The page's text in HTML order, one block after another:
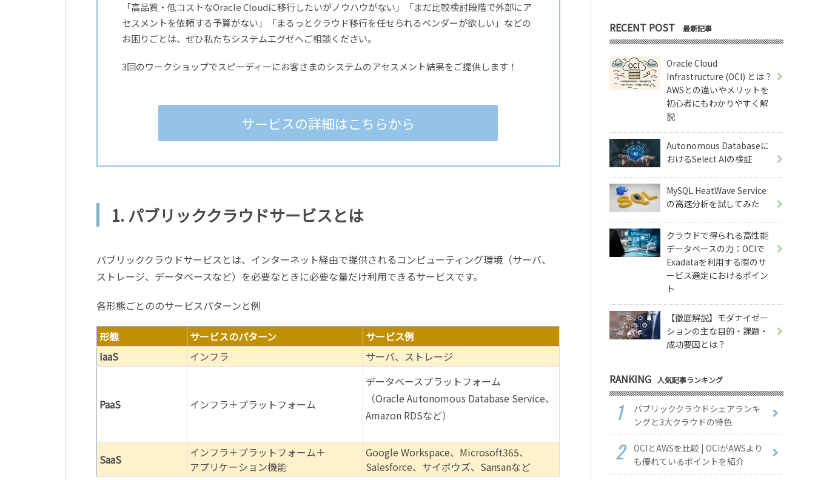
「高品質・低コストなOracle Cloudに移行したいがノウハウがない」「まだ比較検討段階で外部にア
セスメントを依頼する予算がない」「まるっとクラウド移行を任せられるベンダーが欲しい」などの
お困りごとは、ぜひ私たちシステムエグゼへご相談ください。
3回のワークショップでスピーディーにお客さまのシステムのアセスメント結果をご提供します！
サービスの詳細はこちらから
1. パブリッククラウドサービスとは
パブリッククラウドサービスとは、インターネット経由で提供されるコンピューティング環境（サーバ、
ストレージ、データベースなど）を必要なときに必要な量だけ利用できるサービスです。
各形態ごとののサービスパターンと例
形態 サービスのパターン
サービス例
IaaS
インフラ サーバ、ストレージ
PaaS インフラ＋プラットフォーム
データベースプラットフォーム
（Oracle Autonomous Database Service、
Amazon RDSなど）
SaaS
インフラ＋プラットフォーム＋
アプリケーション機能
Google Workspace、Microsoft365、
Salesforce、サイボウズ、Sansanなど
RECENT POST 最新記事
Oracle Cloud
Infrastructure (OCI) とは？
AWSとの違いやメリットを
初心者にもわかりやすく解
説
Autonomous Databaseに
おけるSelect AIの検証
MySQL HeatWave Service
の高速分析を試してみた
クラウドで得られる高性能
データベースの力：OCIで
Exadataを利用する際のサ
ービス選定におけるポイン
ト
【徹底解説】モダナイゼー
ションの主な目的・課題・
成功要因とは？
RANKING 人気記事ランキング
パブリッククラウドシェアランキ
ングと3大クラウドの特色
OCIとAWSを比較 | OCIがAWSより
も優れているポイントを紹介